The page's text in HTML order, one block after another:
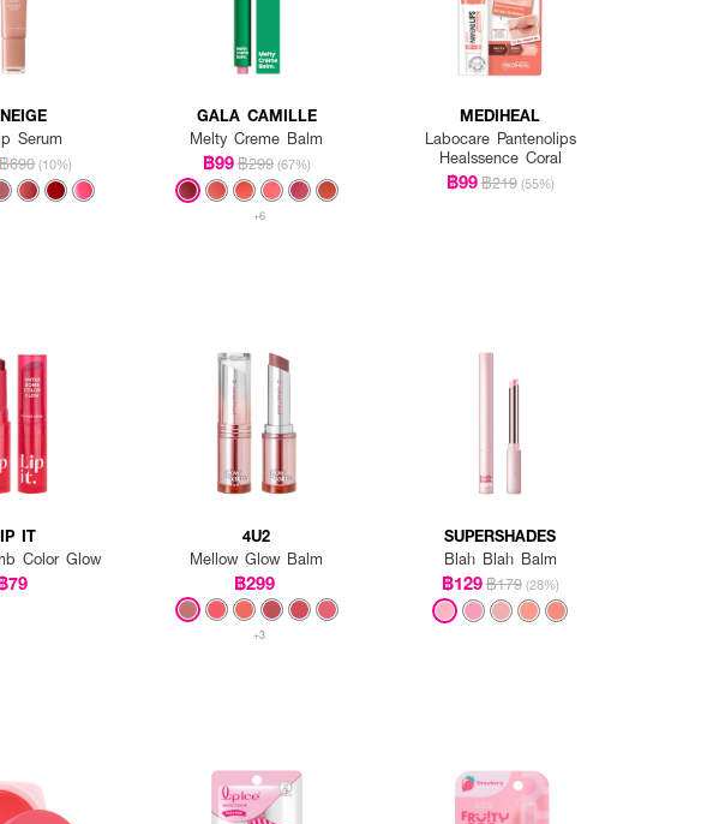
Serum
฿690 (10%)
GALA CAMILLE
Melty Creme Balm
฿99฿299 (67%)
+6
MEDIHEAL
Labocare Pantenolips
Healssence Coral
฿99฿219 (55%)
IT
Color Glow
79
4U2
Mellow Glow Balm
฿299
+3
SUPERSHADES
Blah Blah Balm
฿129฿179 (28%)